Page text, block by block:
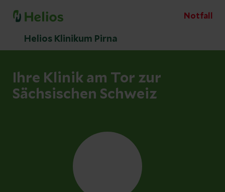
Notfall
Helios Klinikum Pirna
Ihre Klinik am Tor zur
Sächsischen Schweiz